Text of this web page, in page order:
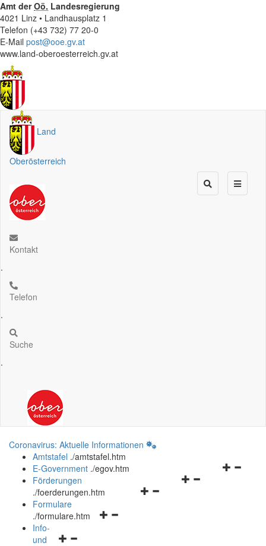
Amt derOö. Landesregierung
4021 Linz • Landhausplatz 1
Telefon (+43 732) 77 20-0
E-Mail post@ooe.gv.at
www.land-oberoesterreich.gv.at
Land
Oberösterreich
Kontakt
.
Telefon
.
Suche
.
Coronavirus: Aktuelle Informationen
Amtstafel ./amtstafel.htm
Navigationsmenü
E-Government ./egov.htm
Navigationsmenü
Förderungen
./foerderungen.htm
Navigationsmenü
Formulare
./formulare.htm
Navigationsmenü
Info-
und